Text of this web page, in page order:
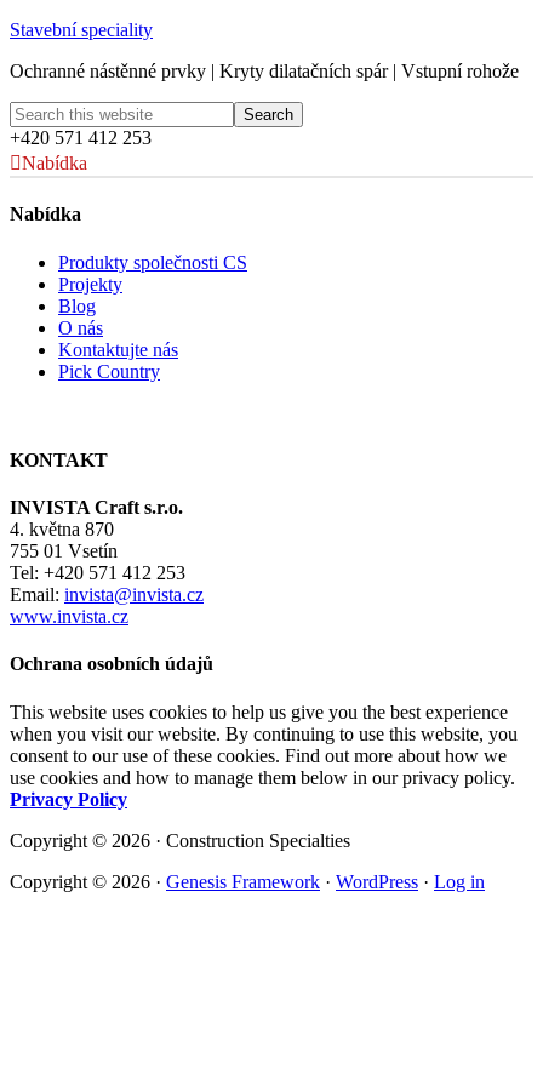
Stavební speciality
Ochranné nástěnné prvky | Kryty dilatačních spár | Vstupní rohože
+420 571 412 253
Nabídka
Nabídka
Produkty společnosti CS
Projekty
Blog
O nás
Kontaktujte nás
Pick Country
KONTAKT
INVISTA Craft s.r.o.
4. května 870
755 01 Vsetín
Tel: +420 571 412 253
Email: invista@invista.cz
www.invista.cz
Ochrana osobních údajů
This website uses cookies to help us give you the best experience
when you visit our website. By continuing to use this website, you
consent to our use of these cookies. Find out more about how we
use cookies and how to manage them below in our privacy policy.
Privacy Policy
Copyright © 2026 · Construction Specialties
Copyright © 2026 · Genesis Framework · WordPress · Log in